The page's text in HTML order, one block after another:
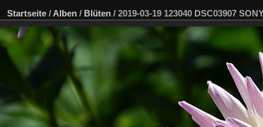
Startseite / Alben / Blüten / 2019-03-19 123040 DSC03907